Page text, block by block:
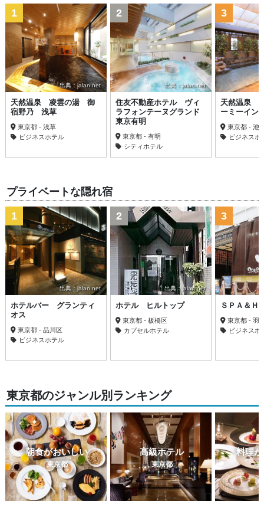
出典：jalan.net
1
天然温泉 凌雲の湯 御
宿野乃 浅草
東京都 - 浅草
ビジネスホテル
出典：jalan.net
2
住友不動産ホテル ヴィ
ラフォンテーヌグランド
東京有明
東京都 - 有明
シティホテル
3
天然温泉
ーミーイン
東京都 - 池
ビジネスホ
プライベートな隠れ宿
出典：jalan.net
1
ホテルバー グランティ
オス
東京都 - 品川区
ビジネスホテル
出典：jalan.net
2
ホテル ヒルトップ
東京都 - 板橋区
カプセルホテル
3
ＳＰＡ＆
東京都 - 羽
ビジネスホ
東京都のジャンル別ランキング
朝食がおいしい
東京都
高級ホテル
東京都
料理